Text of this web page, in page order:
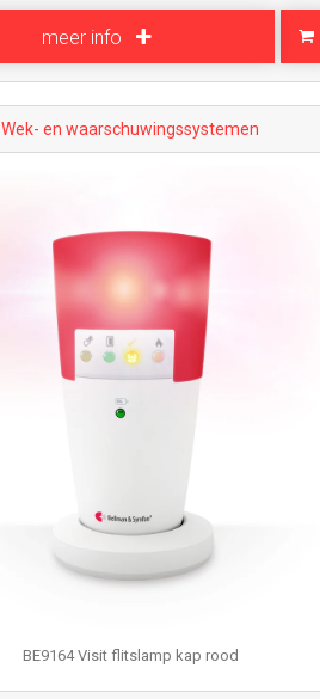
meer info
Wek- en waarschuwingssystemen
BE9164 Visit flitslamp kap rood